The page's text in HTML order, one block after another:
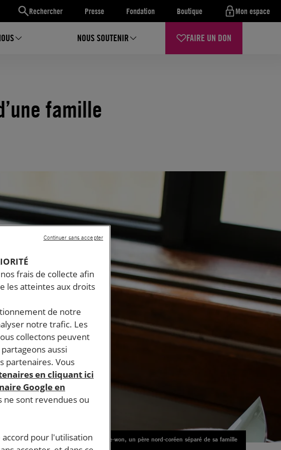
Rechercher Presse Fondation Boutique Mon espace
NOUS SOUTENIR FAIRE UN DON
famille
Lee Tae-won, un père nord-coréen séparé de sa famille
frais de collecte afin
les atteintes aux droits
de notre
notre trafic. Les
collectons peuvent
aussi
partenaires. Vous
en cliquant ici
Google en
ne sont revendues ou
accord pour l'utilisation
Continuer sans accepter